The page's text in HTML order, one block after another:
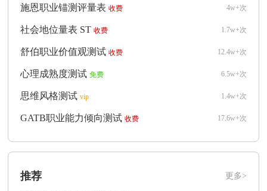
4w+次
施恩职业锚测评量表 收费
1.7w+次
社会地位量表 ST 收费
12.4w+次
舒伯职业价值观测试 收费
6.5w+次
心理成熟度测试 免费
1.4w+次
思维风格测试 vip
17.6w+次
GATB职业能力倾向测试 收费
更多>
推荐